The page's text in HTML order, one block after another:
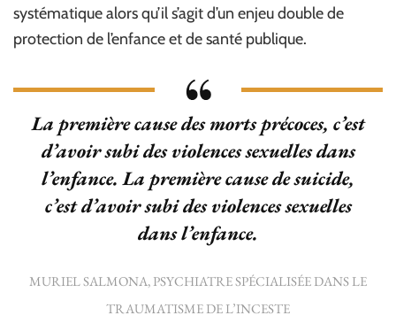
systématique alors qu’il s’agit d’un enjeu double de
protection de l’enfance et de santé publique.
La première cause des morts précoces, c’est
d’avoir subi des violences sexuelles dans
l’enfance. La première cause de suicide,
c’est d’avoir subi des violences sexuelles
dans l’enfance.
MURIEL SALMONA, PSYCHIATRE SPÉCIALISÉE DANS LE
TRAUMATISME DE L’INCESTE